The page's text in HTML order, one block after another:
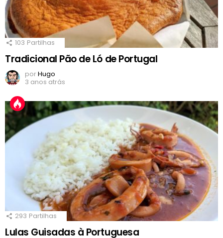
103 Partilhas
Tradicional Pão de Ló de Portugal
porHugo
3 anos atrás
293 Partilhas
Lulas Guisadas à Portuguesa